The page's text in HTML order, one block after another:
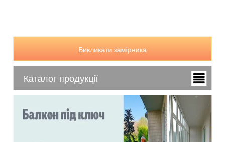
Викликати замірника
Каталог продукції